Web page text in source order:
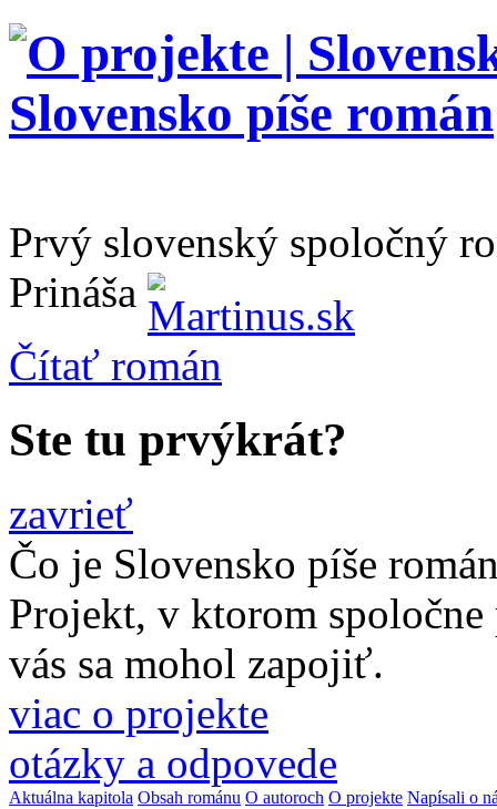
Prvý slovenský spoločný
Prináša
Čítať román
Ste tu prvýkrát?
zavrieť
Čo je Slovensko píše
Projekt, v ktorom
vás sa mohol zapojiť.
viac o projekte
otázky a odpovede
Aktuálna kapitola Obsah románu O autoroch O projekte Napísali o